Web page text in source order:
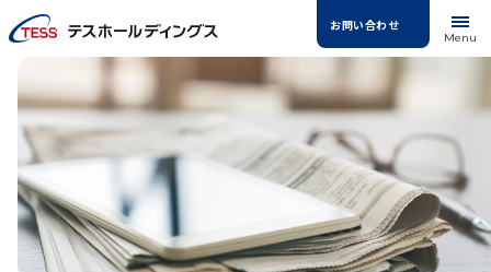
お問い合わせ
Menu